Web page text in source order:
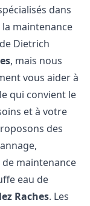
dans
maintenance
Dietrich
, mais nous
vous aider à
qui convient le
et à votre
des
maintenance
eau de
Raches. Les